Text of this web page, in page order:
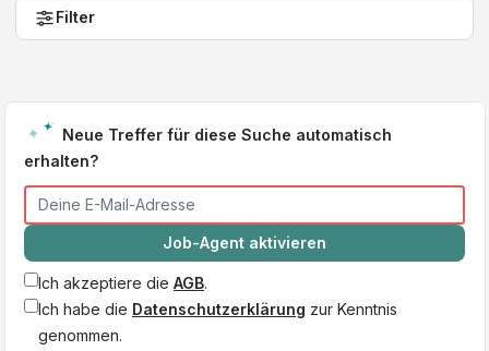
Filter
Neue Treffer für diese Suche automatisch
erhalten?
Job-Agent aktivieren
Ich akzeptiere die AGB.
Ich habe die Datenschutzerklärung zur Kenntnis
genommen.